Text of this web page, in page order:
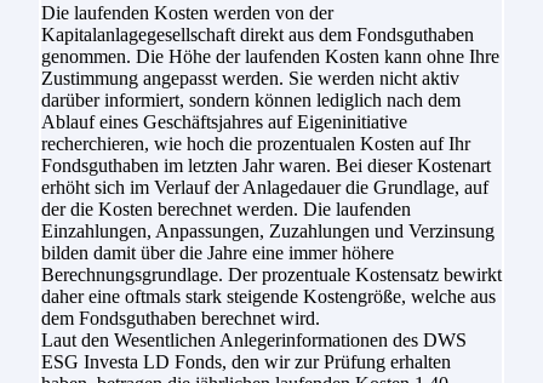
Die laufenden Kosten werden von der
Kapitalanlagegesellschaft direkt aus dem Fondsguthaben
genommen. Die Höhe der laufenden Kosten kann ohne Ihre
Zustimmung angepasst werden. Sie werden nicht aktiv
darüber informiert, sondern können lediglich nach dem
Ablauf eines Geschäftsjahres auf Eigeninitiative
recherchieren, wie hoch die prozentualen Kosten auf Ihr
Fondsguthaben im letzten Jahr waren. Bei dieser Kostenart
erhöht sich im Verlauf der Anlagedauer die Grundlage, auf
der die Kosten berechnet werden. Die laufenden
Einzahlungen, Anpassungen, Zuzahlungen und Verzinsung
bilden damit über die Jahre eine immer höhere
Berechnungsgrundlage. Der prozentuale Kostensatz bewirkt
daher eine oftmals stark steigende Kostengröße, welche aus
dem Fondsguthaben berechnet wird.
Laut den Wesentlichen Anlegerinformationen des DWS
ESG Investa LD Fonds, den wir zur Prüfung erhalten